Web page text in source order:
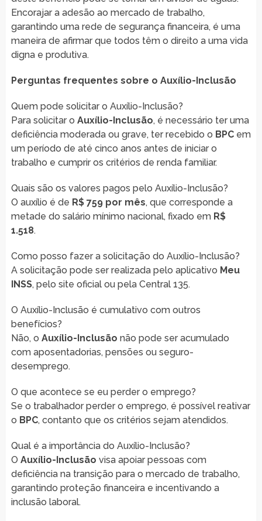
Encorajar a adesão ao mercado de trabalho,
garantindo uma rede de segurança financeira, é uma
maneira de afirmar que todos têm o direito a uma vida
digna e produtiva.
Perguntas frequentes sobre o Auxílio-Inclusão
Quem pode solicitar o Auxílio-Inclusão?
Para solicitar o Auxílio-Inclusão, é necessário ter uma
deficiência moderada ou grave, ter recebido o BPCem
um período de até cinco anos antes de iniciar o
trabalho e cumprir os critérios de renda familiar.
Quais são os valores pagos pelo Auxílio-Inclusão?
O auxílio é de R$ 759 por mês, que corresponde a
metade do salário mínimo nacional, fixado em R$
1.518.
Como posso fazer a solicitação do Auxílio-Inclusão?
A solicitação pode ser realizada pelo aplicativo Meu
INSS, pelo site oficial ou pela Central 135.
O Auxílio-Inclusão é cumulativo com outros
benefícios?
Não, o Auxílio-Inclusão não pode ser acumulado
com aposentadorias, pensões ou seguro-
desemprego.
O que acontece se eu perder o emprego?
Se o trabalhador perder o emprego, é possível reativar
o BPC, contanto que os critérios sejam atendidos.
Qual é a importância do Auxílio-Inclusão?
O Auxílio-Inclusão visa apoiar pessoas com
deficiência na transição para o mercado de trabalho,
garantindo proteção financeira e incentivando a
inclusão laboral.